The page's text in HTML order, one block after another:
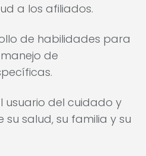
a los afiliados.
de habilidades para
de
usuario del cuidado y
salud, su familia y su